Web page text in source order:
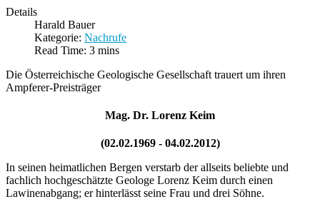
Details
Harald Bauer
Kategorie: Nachrufe
Read Time: 3 mins
Die Österreichische Geologische Gesellschaft trauert um ihren
Ampferer-Preisträger
Mag. Dr. Lorenz Keim
(02.02.1969 - 04.02.2012)
In seinen heimatlichen Bergen verstarb der allseits beliebte und
fachlich hochgeschätzte Geologe Lorenz Keim durch einen
Lawinenabgang; er hinterlässt seine Frau und drei Söhne.